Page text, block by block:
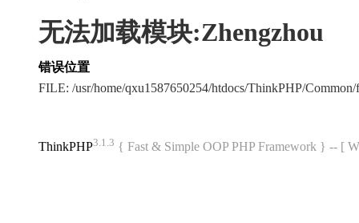
无法加载模块:Zhengzhou
错误位置
FILE: /usr/home/qxu1587650254/htdocs/ThinkPHP/
ThinkPHP3.1.3 { Fast & Simple OOP PHP Framework } -- [